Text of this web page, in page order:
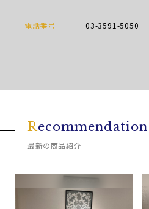
電話番号 03-3591-5050
Recommendation
最新の商品紹介